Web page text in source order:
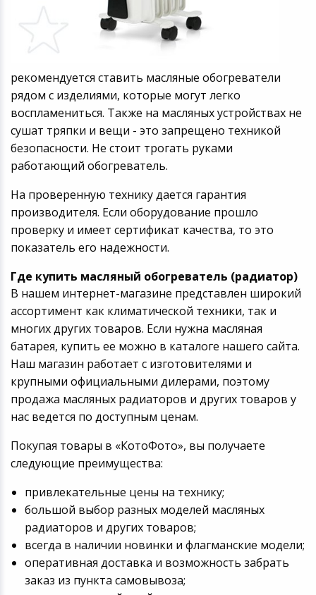
рекомендуется ставить масляные обогреватели
рядом с изделиями, которые могут легко
воспламениться. Также на масляных устройствах не
сушат тряпки и вещи - это запрещено техникой
безопасности. Не стоит трогать руками
работающий обогреватель.
На проверенную технику дается гарантия
производителя. Если оборудование прошло
проверку и имеет сертификат качества, то это
показатель его надежности.
Где купить масляный обогреватель (радиатор)
В нашем интернет-магазине представлен широкий
ассортимент как климатической техники, так и
многих других товаров. Если нужна масляная
батарея, купить ее можно в каталоге нашего сайта.
Наш магазин работает с изготовителями и
крупными официальными дилерами, поэтому
продажа масляных радиаторов и других товаров у
нас ведется по доступным ценам.
Покупая товары в «КотоФото», вы получаете
следующие преимущества:
привлекательные цены на технику;
большой выбор разных моделей масляных
радиаторов и других товаров;
всегда в наличии новинки и флагманские модели;
оперативная доставка и возможность забрать
заказ из пункта самовывоза;